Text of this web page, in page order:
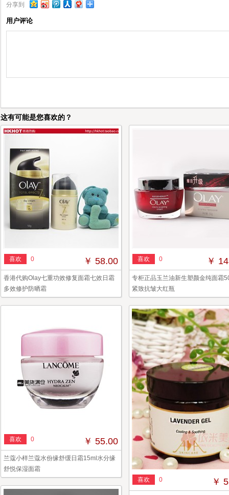
分享到
用户评论
这有可能是您喜欢的？
喜欢 0 ￥ 58.00
香港代购Olay七重功效修复面霜七效日霜
多效修护防晒霜
喜欢 0 ￥
专柜正品玉兰油新生塑颜金纯面霜
紧致抗皱大红瓶
喜欢 0 ￥ 55.00
兰蔻小样兰蔻水份缘舒缓日霜15ml水分缘
舒悦保湿面霜
喜欢
0 ￥